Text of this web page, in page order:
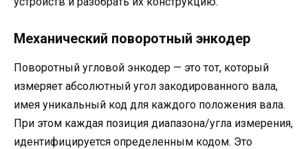
Механический поворотный энкодер
Поворотный угловой энкодер — это тот, который
измеряет абсолютный угол закодированного вала,
имея уникальный код для каждого положения вала.
При этом каждая позиция диапазона/угла измерения,
идентифицируется определенным кодом. Это